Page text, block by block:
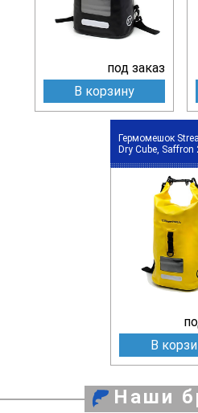
под заказ
В корзину
Гермомешок
Dry Cube, Saffron
В
Наши